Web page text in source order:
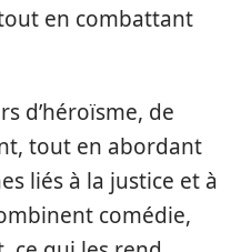
en combattant
d’héroïsme, de
tout en abordant
liés à la justice et à
comédie,